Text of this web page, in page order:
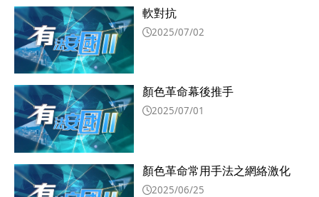
軟對抗
2025/07/02
顏色革命幕後推手
2025/07/01
顏色革命常用手法之網絡激化
2025/06/25